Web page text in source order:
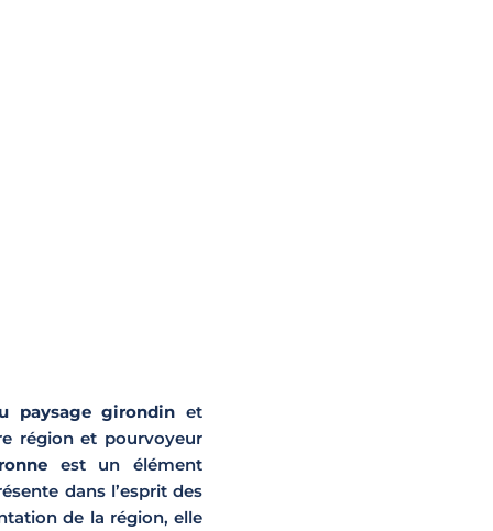
paysage girondin et
région et pourvoyeur
est un élément
dans l’esprit des
de la région, elle